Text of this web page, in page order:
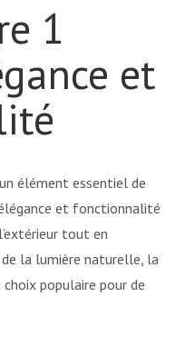
1
et
élément essentiel de
et fonctionnalité.
tout en
la lumière naturelle, la
populaire pour de